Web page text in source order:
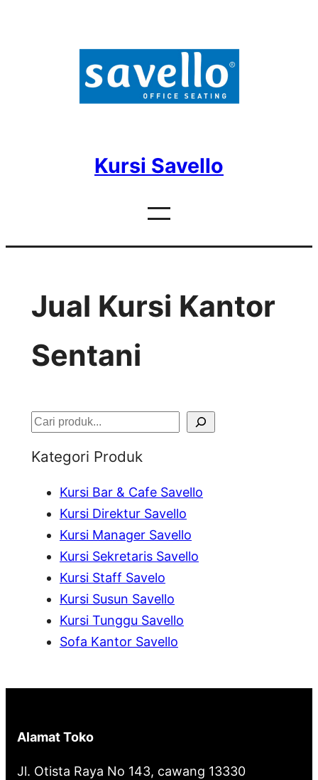
Kursi Savello
Jual Kursi Kantor
Sentani
S
Kategori Produk
Kursi Bar & Cafe Savello
Kursi Direktur Savello
Kursi Manager Savello
Kursi Sekretaris Savello
Kursi Staff Savelo
Kursi Susun Savello
Kursi Tunggu Savello
Sofa Kantor Savello
Alamat Toko
Jl. Otista Raya No 143, cawang 13330